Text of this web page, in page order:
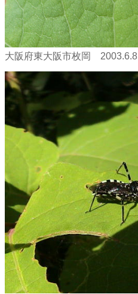
大阪府東大阪市枚岡 2003.6.8